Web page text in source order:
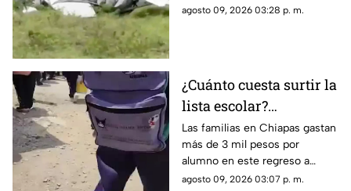
aterrizaje, por lo que terminó
agosto 09, 2026 03:28 p. m.
¿Cuánto cuesta surtir la
lista escolar?
Chiapanecos gastan
más de 3 mil pesos por
alumno
Las familias en Chiapas gastan
más de 3 mil pesos por
alumno en este regreso a
clases. Descubre cómo
agosto 09, 2026 03:07 p. m.